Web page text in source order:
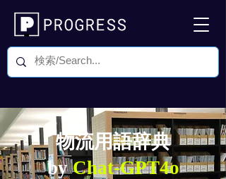
物流用語辞典
byChat-GPT4o